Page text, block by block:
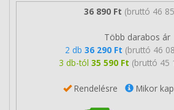
36 890 Ft (bruttó 46
Több darabos ár
2 db 36 290 Ft (bruttó 46
3 db-tól 35 590 Ft (bruttó 45
Rendelésre Mikor